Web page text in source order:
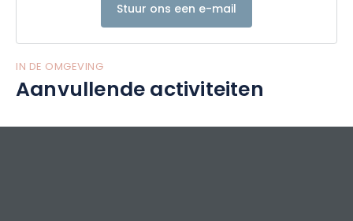
Stuur ons een e-mail
IN DE OMGEVING
Aanvullende activiteiten